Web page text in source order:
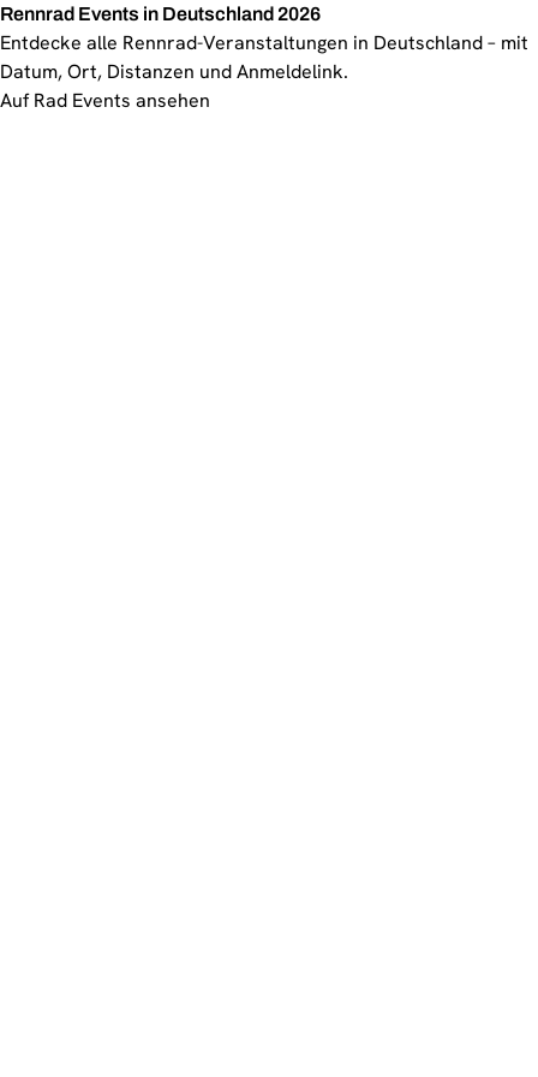
Rennrad Events in Deutschland 2026
Entdecke alle Rennrad-Veranstaltungen in Deutschland – mit
Datum, Ort, Distanzen und Anmeldelink.
Auf Rad Events ansehen